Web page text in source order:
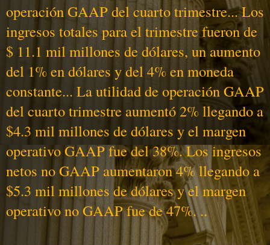
operación GAAP del cuarto trimestre... Los
ingresos totales para el trimestre fueron de
$ 11.1 mil millones de dólares, un aumento
del 1% en dólares y del 4% en moneda
constante... La utilidad de operación GAAP
del cuarto trimestre aumentó 2% llegando a
$4.3 mil millones de dólares y el margen
operativo GAAP fue del 38%. Los ingresos
netos no GAAP aumentaron 4% llegando a
$5.3 mil millones de dólares y el margen
operativo no GAAP fue de 47%. ..